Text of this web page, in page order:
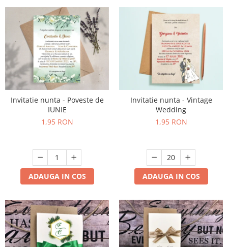
Invitatie nunta - Poveste de
IUNIE
1,95 RON
ADAUGA IN COS
Invitatie nunta - Vintage
Wedding
1,95 RON
ADAUGA IN COS